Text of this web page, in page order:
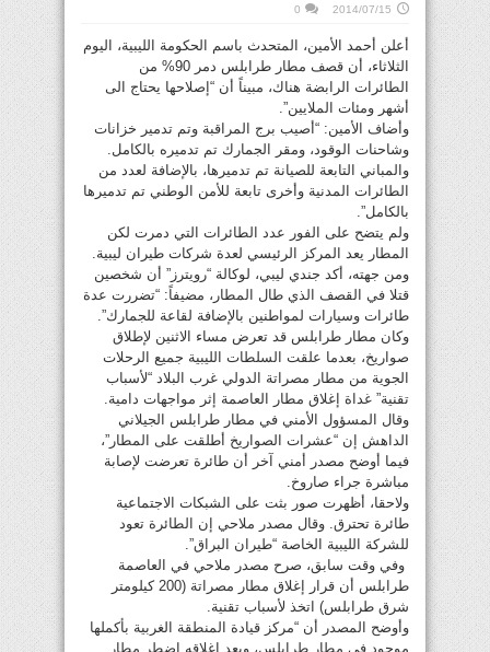
2014/07/15
0
أعلن أحمد الأمين، المتحدث باسم الحكومة الليبية، اليوم
الثلاثاء، أن قصف مطار طرابلس دمر 90% من
الطائرات الرابضة هناك، مبيناً أن “إصلاحها يحتاج الى
أشهر ومئات الملايين”.
وأضاف الأمين: “أصيب برج المراقبة وتم تدمير خزانات
وشاحنات الوقود، ومقر الجمارك تم تدميره بالكامل.
والمباني التابعة للصيانة تم تدميرها، بالإضافة لعدد من
الطائرات المدنية وأخرى تابعة للأمن الوطني تم تدميرها
بالكامل”.
ولم يتضح على الفور عدد الطائرات التي دمرت لكن
المطار يعد المركز الرئيسي لعدة شركات طيران ليبية.
ومن جهته، أكد جندي ليبي، لوكالة “رويترز” أن شخصين
قتلا في القصف الذي طال المطار، مضيفاً: “تضررت عدة
طائرات وسيارات لمواطنين بالإضافة لقاعة للجمارك”.
وكان مطار طرابلس قد تعرض مساء الاثنين لإطلاق
صواريخ، بعدما علقت السلطات الليبية جميع الرحلات
الجوية من مطار مصراتة الدولي غرب البلاد “لأسباب
تقنية” غداة إغلاق مطار العاصمة إثر مواجهات دامية.
وقال المسؤول الأمني في مطار طرابلس الجيلاني
الداهش إن “عشرات الصواريخ أطلقت على المطار”،
فيما أوضح مصدر أمني آخر أن طائرة تعرضت لإصابة
مباشرة جراء صاروخ.
ولاحقا، أظهرت صور بثت على الشبكات الاجتماعية
طائرة تحترق. وقال مصدر ملاحي إن الطائرة تعود
للشركة الليبية الخاصة “طيران البراق”.
وفي وقت سابق، صرح مصدر ملاحي في العاصمة
طرابلس أن قرار إغلاق مطار مصراتة (200 كيلومتر
شرق طرابلس) اتخذ لأسباب تقنية.
وأوضح المصدر أن “مركز قيادة المنطقة الغربية بأكملها
موجود في مطار طرابلس، وبعد إغلاقه اضطر مطار